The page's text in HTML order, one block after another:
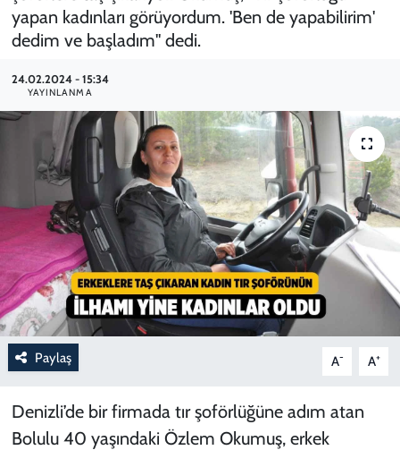
yapan kadınları görüyordum. 'Ben de yapabilirim'
dedim ve başladım" dedi.
24.02.2024 - 15:34
YAYINLANMA
Paylaş A- A+
Denizli’de bir firmada tır şoförlüğüne adım atan
Bolulu 40 yaşındaki Özlem Okumuş, erkek